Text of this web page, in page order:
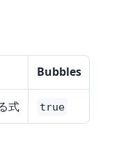
Bubbles
式 true